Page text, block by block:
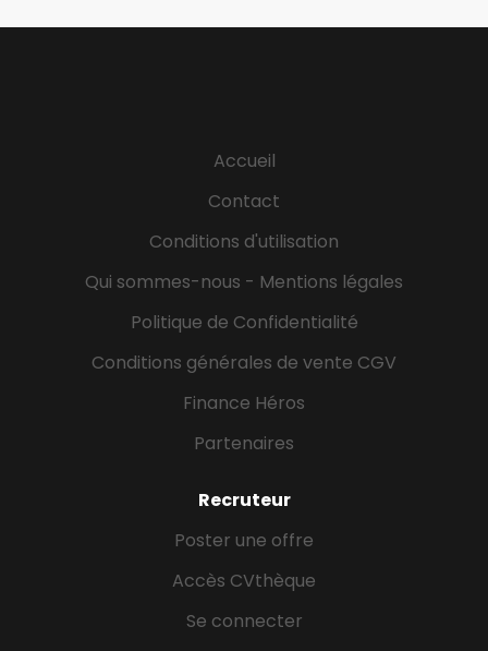
Accueil
Contact
Conditions d'utilisation
Qui sommes-nous - Mentions légales
Politique de Confidentialité
Conditions générales de vente CGV
Finance Héros
Partenaires
Recruteur
Poster une offre
Accès CVthèque
Se connecter